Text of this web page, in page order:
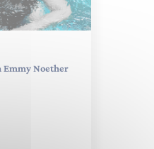
Noether